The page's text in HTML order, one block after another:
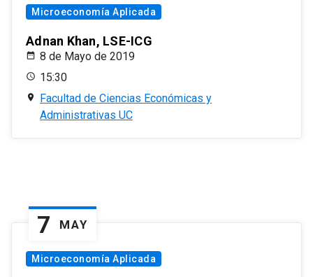
Microeconomía Aplicada
Adnan Khan, LSE-ICG
8 de Mayo de 2019
15:30
Facultad de Ciencias Económicas y
Administrativas UC
7 MAY
Microeconomía Aplicada